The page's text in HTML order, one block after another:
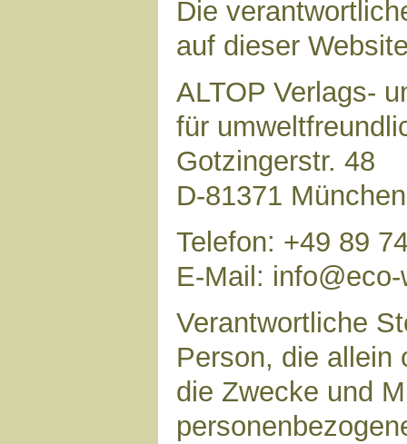
Die
auf dieser
ALTOP Verlags-
für
Gotzingerstr. 48
D-81371 München
Telefon: +49 89
E-Mail:
Verantwortliche
Person, die allein
die Zwecke und